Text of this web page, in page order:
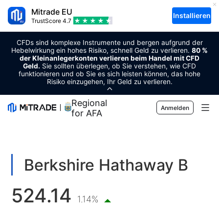
Mitrade EU
TrustScore 4.7
Installieren
CFDs sind komplexe Instrumente und bergen aufgrund der
Hebelwirkung ein hohes Risiko, schnell Geld zu verlieren. 80 %
der Kleinanlegerkonten verlieren beim Handel mit CFD
Geld. Sie sollten überlegen, ob Sie verstehen, wie CFD
funktionieren und ob Sie es sich leisten können, das hohe
Risiko einzugehen, Ihr Geld zu verlieren.
Regional Sponsor
for AFA
Anmelden
Forex
Rohstoffe
Kryptowährungen
Trading
Handelsplattform
Risikomanagement
Markt-Tools
Wirtschaftskalender
Bildung
Berkshire Hathaway B
524.14 1.14%